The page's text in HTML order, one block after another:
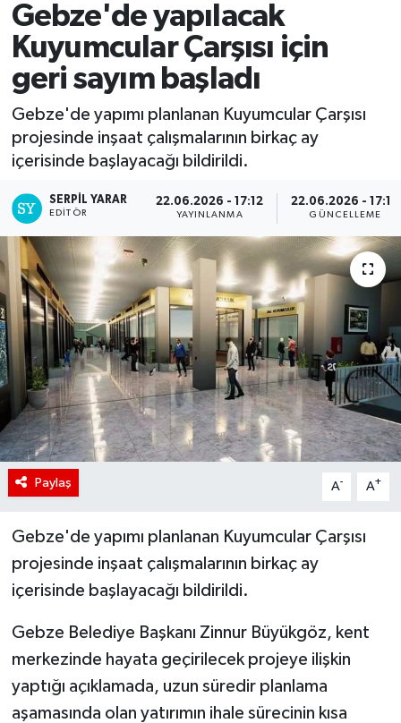
Gebze'de yapılacak
Kuyumcular Çarşısı için
geri sayım başladı
Gebze'de yapımı planlanan Kuyumcular Çarşısı
projesinde inşaat çalışmalarının birkaç ay
içerisinde başlayacağı bildirildi.
SERPİL YARAR
EDITÖR
22.06.2026 - 17:12
YAYINLANMA
22.06.2026 - 17:16
GÜNCELLEME
Paylaş A- A+
Gebze'de yapımı planlanan Kuyumcular Çarşısı
projesinde inşaat çalışmalarının birkaç ay
içerisinde başlayacağı bildirildi.
Gebze Belediye Başkanı Zinnur Büyükgöz, kent
merkezinde hayata geçirilecek projeye ilişkin
yaptığı açıklamada, uzun süredir planlama
aşamasında olan yatırımın ihale sürecinin kısa